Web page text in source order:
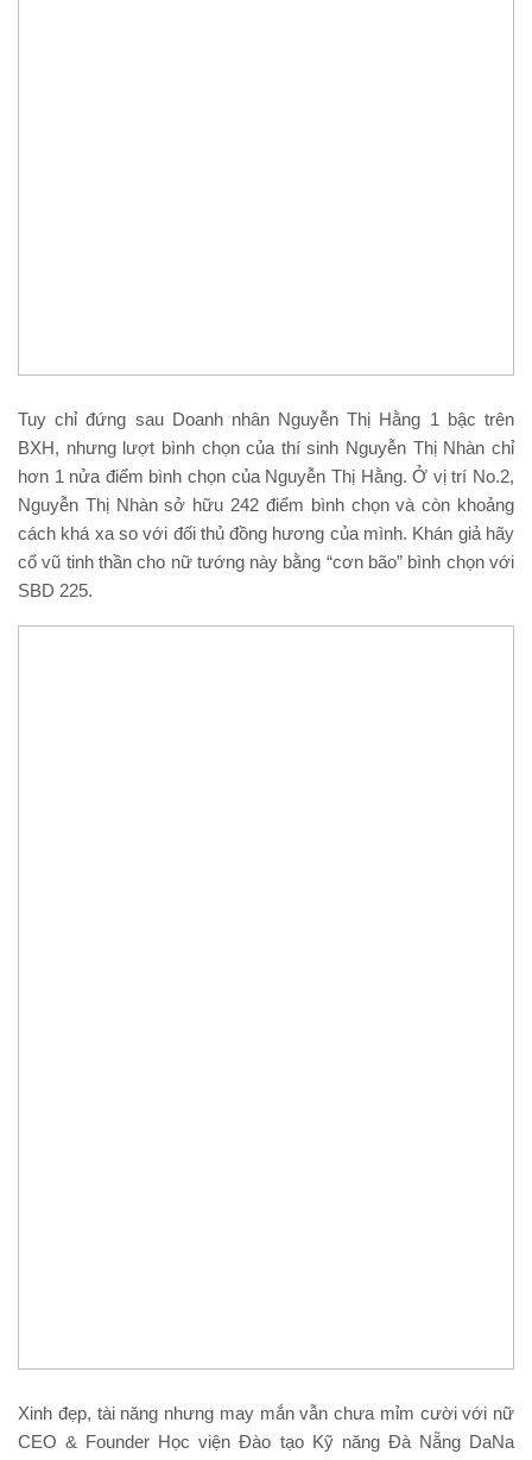
Tuy chỉ đứng sau Doanh nhân Nguyễn Thị Hằng 1 bậc trên
BXH, nhưng lượt bình chọn của thí sinh Nguyễn Thị Nhàn chỉ
hơn 1 nửa điểm bình chọn của Nguyễn Thị Hằng. Ở vị trí No.2,
Nguyễn Thị Nhàn sở hữu 242 điểm bình chọn và còn khoảng
cách khá xa so với đối thủ đồng hương của mình. Khán giả hãy
cổ vũ tinh thần cho nữ tướng này bằng “cơn bão” bình chọn với
SBD 225.
Xinh đẹp, tài năng nhưng may mắn vẫn chưa mỉm cười với nữ
CEO & Founder Học viện Đào tạo Kỹ năng Đà Nẵng DaNa